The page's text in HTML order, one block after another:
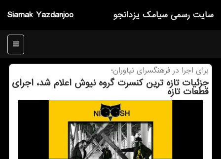
Siamak Yazdanjoo سایت رسمی سیامك یزدانجو
منو
برای اجرا در فرهنگسرای نیاوران؛
جزئیات تازه ترین كنسرت گروه نیوش اعلام شد، اجرای
قطعات تازه